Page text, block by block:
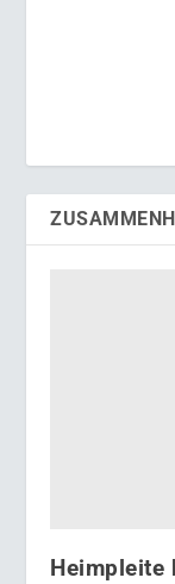
Heimpleite